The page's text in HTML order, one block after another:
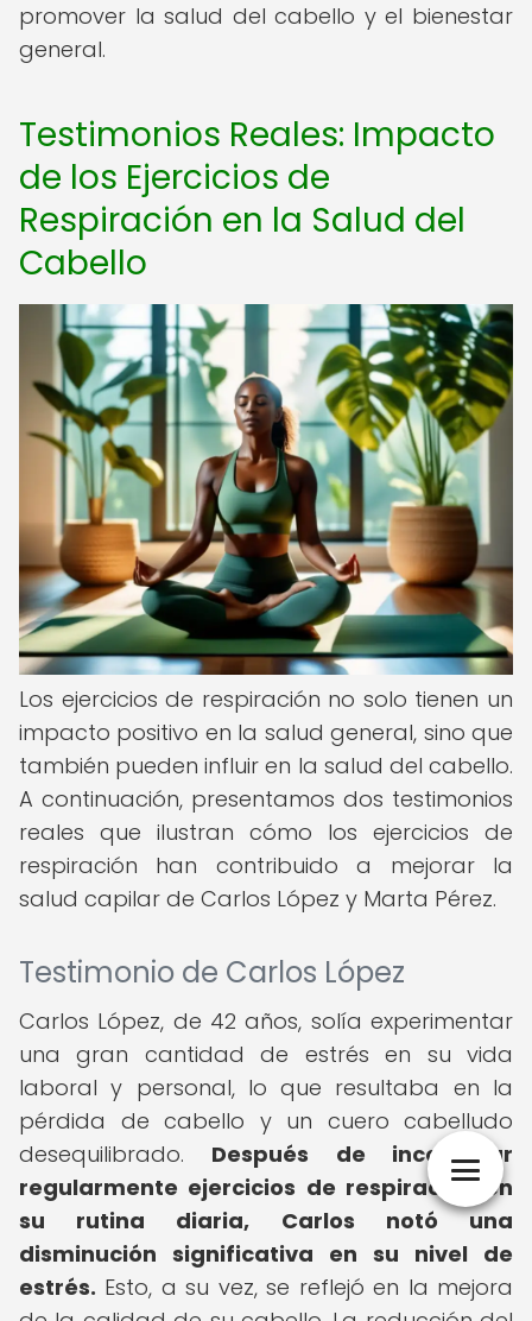
promover la salud del cabello y el bienestar
general.
Testimonios Reales: Impacto
de los Ejercicios de
Respiración en la Salud del
Cabello
Los ejercicios de respiración no solo tienen un
impacto positivo en la salud general, sino que
también pueden influir en la salud del cabello.
A continuación, presentamos dos testimonios
reales que ilustran cómo los ejercicios de
respiración han contribuido a mejorar la
salud capilar de Carlos López y Marta Pérez.
Testimonio de Carlos López
Carlos López, de 42 años, solía experimentar
una gran cantidad de estrés en su vida
laboral y personal, lo que resultaba en la
pérdida de cabello y un cuero cabelludo
desequilibrado. Después de incorporar
regularmente ejercicios de respiración en
su rutina diaria, Carlos notó una
disminución significativa en su nivel de
estrés. Esto, a su vez, se reflejó en la mejora